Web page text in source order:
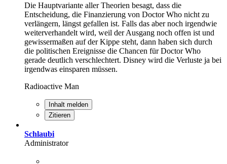
Die Hauptvariante aller Theorien besagt, dass die
Entscheidung, die Finanzierung von Doctor Who nicht zu
verlängern, längst gefallen ist. Falls das aber noch irgendwie
weiterverhandelt wird, weil der Ausgang noch offen ist und
gewissermaßen auf der Kippe steht, dann haben sich durch
die politischen Ereignisse die Chancen für Doctor Who
gerade deutlich verschlechtert. Disney wird die Verluste ja bei
irgendwas einsparen müssen.
Radioactive Man
Inhalt melden
Zitieren
Schlaubi
Administrator